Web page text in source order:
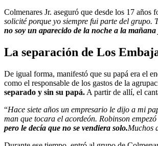
Colmenares Jr. aseguró que desde los 17
solicité porque yo siempre fui parte del grupo.
no soy un aparecido de la noche a la mañana
La separación de Los
De igual forma, manifestó que su papá era el
como el responsable de los gastos de la
separado y sin su papá. A partir de allí, el
“Hace siete años un empresario le dijo a mi
man que tocara el acordeón. Robinson
pero le decía que no se vendiera solo.Muchos